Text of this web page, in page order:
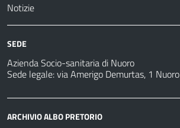
Notizie
SEDE
Azienda Socio-sanitaria di Nuoro
Sede legale: via Amerigo Demurtas, 1 Nuoro
ARCHIVIO ALBO PRETORIO